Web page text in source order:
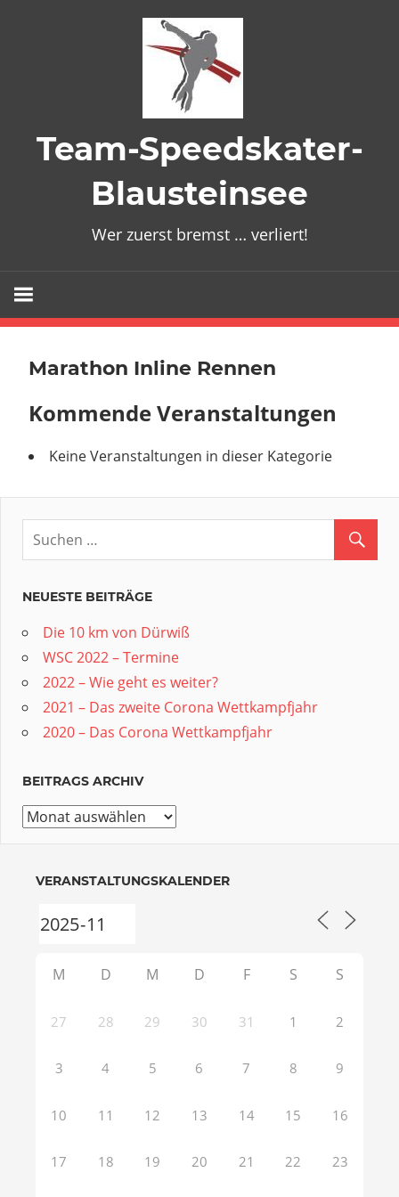
Team-Speedskater-
Blausteinsee
Wer zuerst bremst … verliert!
Marathon Inline Rennen
Kommende Veranstaltungen
Keine Veranstaltungen in dieser Kategorie
NEUESTE BEITRÄGE
Die 10 km von Dürwiß
WSC 2022 – Termine
2022 – Wie geht es weiter?
2021 – Das zweite Corona Wettkampfjahr
2020 – Das Corona Wettkampfjahr
BEITRAGS ARCHIV
Beitrags
VERANSTALTUNGSKALENDER
M D M D F S S
27 28 29 30 31 1 2
3 4 5 6 7 8 9
10 11 12 13 14 15 16
17 18 19 20 21 22 23